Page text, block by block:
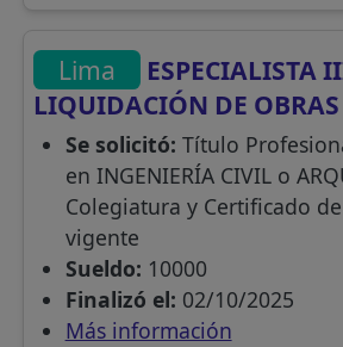
Lima
ESPECIALISTA
LIQUIDACIÓN DE OBRAS
Se solicitó: Título
en INGENIERÍA CIVIL o
Colegiatura y Certificado
vigente
Sueldo: 10000
Finalizó el: 02/10/2025
Más información